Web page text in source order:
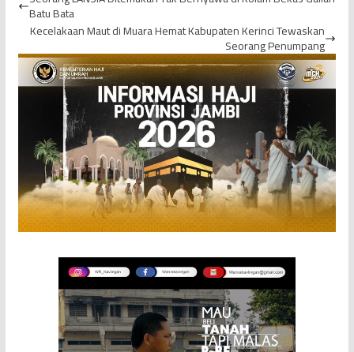
Batu Bata
Kecelakaan Maut di Muara Hemat Kabupaten Kerinci Tewaskan
Seorang Penumpang